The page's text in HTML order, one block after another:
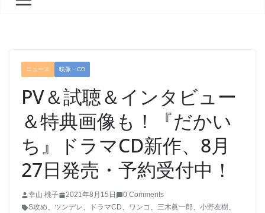
ニュース 映像・CD
PV＆試聴＆インタビュー
＆特典画像も！『だかい
ち』ドラマCD新作、8月
27日発売・予約受付中！
幸山 桃子 2021年8月15日
0 Comments
S攻め、 ツンデレ、 ドラマCD、 ワンコ 、 三木眞一郎、 小野友樹、